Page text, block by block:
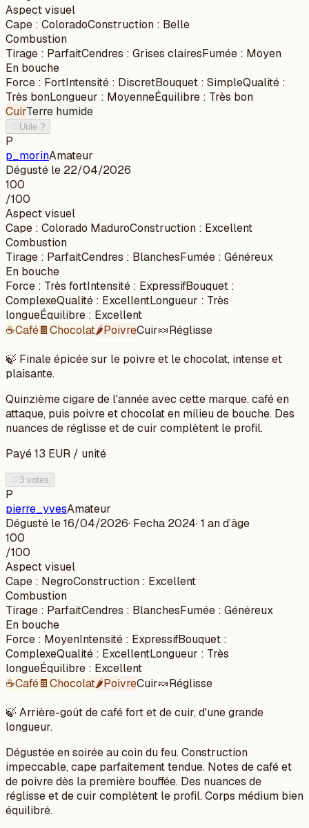
Aspect visuel
Cape : ColoradoConstruction : Belle
Combustion
Tirage : ParfaitCendres : Grises clairesFumée : Moyen
En bouche
Force : FortIntensité : DiscretBouquet : SimpleQualité :
Très bonLongueur : MoyenneÉquilibre : Très bon
CuirTerre humide
♡ Utile ?
P
p_morinAmateur
Dégusté le 22/04/2026
100
/100
Aspect visuel
Cape : Colorado MaduroConstruction : Excellent
Combustion
Tirage : ParfaitCendres : BlanchesFumée : Généreux
En bouche
Force : Très fortIntensité : ExpressifBouquet :
ComplexeQualité : ExcellentLongueur : Très
longueÉquilibre : Excellent
☕Café🍫Chocolat🌶️PoivreCuir🍬Réglisse
🍃 Finale épicée sur le poivre et le chocolat, intense et
plaisante.
Quinzième cigare de l'année avec cette marque. café en
attaque, puis poivre et chocolat en milieu de bouche. Des
nuances de réglisse et de cuir complètent le profil.
Payé13 EUR / unité
♡ 3 votes
P
pierre_yvesAmateur
Dégusté le16/04/2026· Fecha 2024·1 and’âge
100
/100
Aspect visuel
Cape : NegroConstruction : Excellent
Combustion
Tirage : ParfaitCendres : BlanchesFumée : Généreux
En bouche
Force : MoyenIntensité : ExpressifBouquet :
ComplexeQualité : ExcellentLongueur : Très
longueÉquilibre : Excellent
☕Café🍫Chocolat🌶️PoivreCuir🍬Réglisse
🍃 Arrière-goût de café fort et de cuir, d'une grande
longueur.
Dégustée en soirée au coin du feu. Construction
impeccable, cape parfaitement tendue. Notes de café et
de poivre dès la première bouffée. Des nuances de
réglisse et de cuir complètent le profil. Corps médium bien
équilibré.